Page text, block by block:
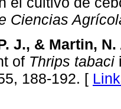
Ciencias
J., & Martin, N.
of Thrips tabaci
188-192. [